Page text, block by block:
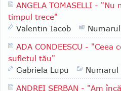
ANGELA TOMASELLI -
timpul trece"
Valentin Iacob
ADA CONDEESCU -
sufletul tău"
Gabriela Lupu
ANDREI ŞERBAN - "Am